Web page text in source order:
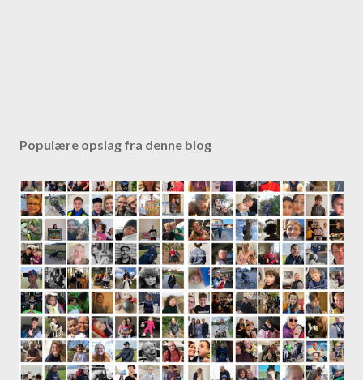
Populære opslag fra denne blog